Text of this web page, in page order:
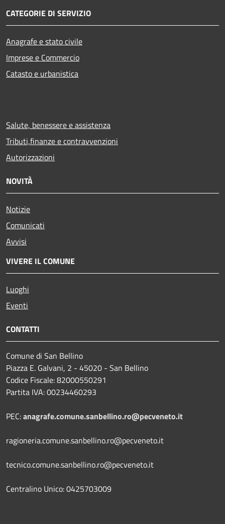
CATEGORIE DI SERVIZIO
Anagrafe e stato civile
Imprese e Commercio
Catasto e urbanistica
Salute, benessere e assistenza
Tributi,finanze e contravvenzioni
Autorizzazioni
NOVITÀ
Notizie
Comunicati
Avvisi
VIVERE IL COMUNE
Luoghi
Eventi
CONTATTI
Comune di San Bellino
Piazza E. Galvani, 2 - 45020 - San Bellino
Codice Fiscale: 82000550291
Partita IVA: 00234460293
PEC:anagrafe.comune.sanbellino.ro@pecveneto.it
ragioneria.comune.sanbellino.ro@pecveneto.it
tecnico.comune.sanbellino.ro@pecveneto.it
Centralino Unico: 0425703009